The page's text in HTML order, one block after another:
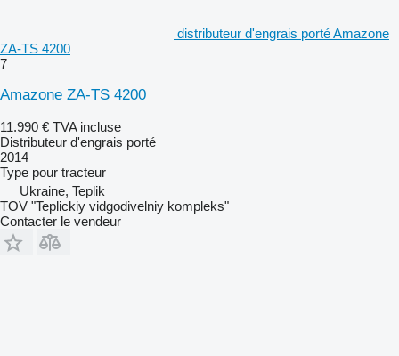
distributeur d'engrais porté Amazone
ZA-TS 4200
7
Amazone ZA-TS 4200
11.990 € TVA incluse
Distributeur d'engrais porté
2014
Type pour tracteur
Ukraine, Teplik
TOV "Teplickiy vidgodivelniy kompleks"
Contacter le vendeur